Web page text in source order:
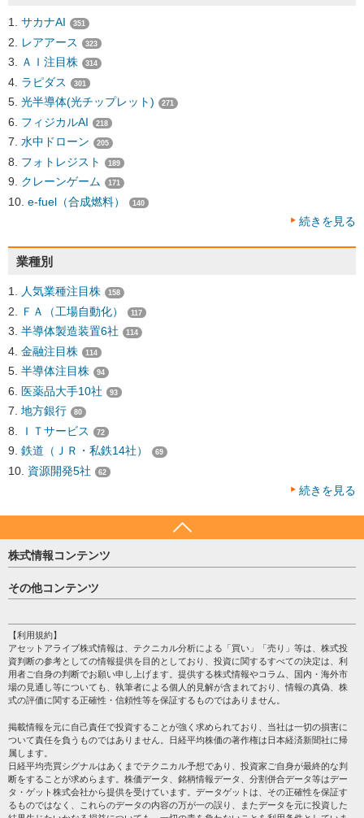
サカナAI 351
レアアース 323
ＡＩ注目株 314
ラピダス 301
光半導体(光チップレット) 271
フィジカルAI 218
水中ドローン 205
フォトレジスト 189
クレーンゲーム 171
e-fuel（合成燃料） 140
続きを見る
業種別
人気業種注目株 158
ＦＡ（工場自動化） 117
半導体製造装置6社 114
金融注目株 114
半導体注目株 94
医薬品大手10社 93
地方銀行 80
ＩＴサービス 72
鉄道（ＪＲ・私鉄14社） 69
資源開発5社 62
続きを見る
株式情報コンテンツ
日経平均
売買シグナル
株テーマ情報
海外市況
投資カレンダー
格付け情報
その他コンテンツ
個人情報保護方針
プライバシーポリシー
会社案内
サイトマップ
過去データ
【利用規約】
アセットアライブ株式情報は、テクニカル分析による「買い」「売り」等は、株式投
資判断の参考としての情報提供を目的としており、投資に関するすべての決定は、利
用者ご自身の判断でお願い申し上げます。提供する株式情報やコラム、国内・海外市
場の見通し等についても、執筆者による個人的見解が含まれており、情報の真偽、株
式の評価に関する正確性・信頼性等を保証するものではありません。
掲載情報を元に自己責任で投資することが強く求められており、当社は一切の損害に
ついて責任を負うものではありません。日経平均株価の著作権は日本経済新聞社に帰
属します。
日経平均売買シグナルはあくまでテクニカル予想であり、投資家ご自身が最終的な判
断をすることが求めらます。株価データ、銘柄情報データ、分割併合データ等はデー
タ・ゲット株式会社から提供を受けています。データゲットは、その正確性を保証す
るものではなく、これらのデータの内容の万が一の誤り、またデータを元に投資した